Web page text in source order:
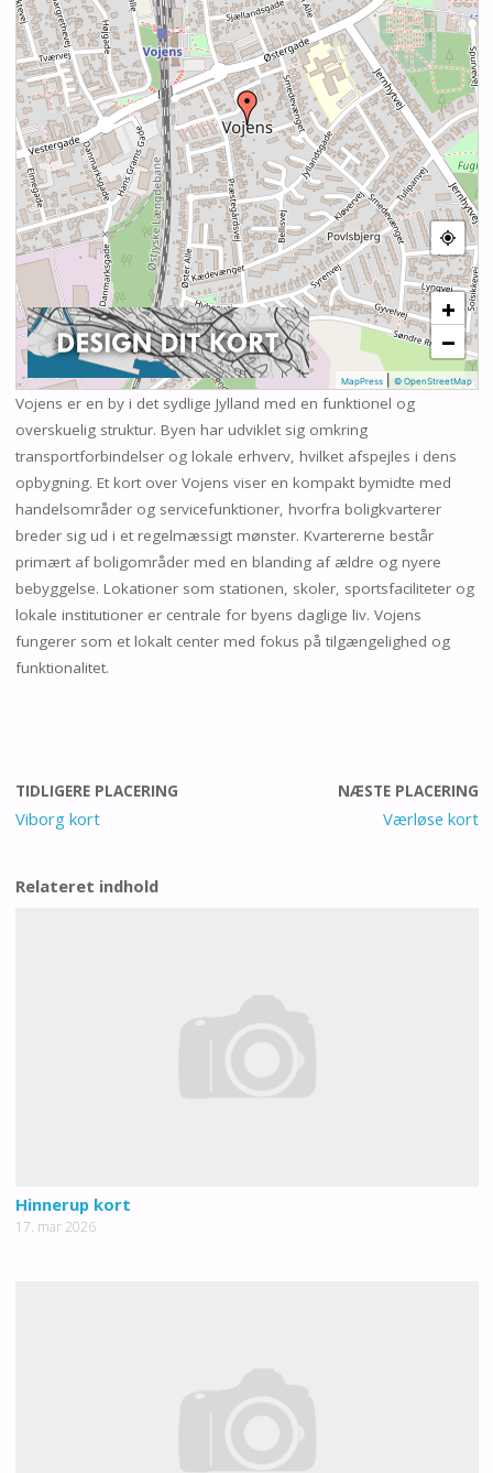
+
−
MapPress| © OpenStreetMap
Vojens er en by i det sydlige Jylland med en funktionel og
overskuelig struktur. Byen har udviklet sig omkring
transportforbindelser og lokale erhverv, hvilket afspejles i dens
opbygning. Et kort over Vojens viser en kompakt bymidte med
handelsområder og servicefunktioner, hvorfra boligkvarterer
breder sig ud i et regelmæssigt mønster. Kvartererne består
primært af boligområder med en blanding af ældre og nyere
bebyggelse. Lokationer som stationen, skoler, sportsfaciliteter og
lokale institutioner er centrale for byens daglige liv. Vojens
fungerer som et lokalt center med fokus på tilgængelighed og
funktionalitet.
TIDLIGERE PLACERING
Viborg kort
NÆSTE PLACERING
Værløse kort
Relateret indhold
Hinnerup kort
17. mar 2026